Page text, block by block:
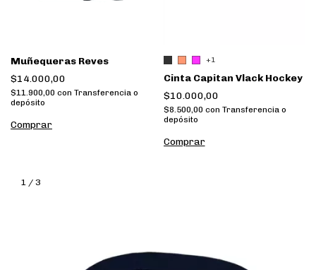
Muñequeras Reves
$14.000,00
$11.900,00 con Transferencia o
depósito
Comprar
+1
Cinta Capitan Vlack Hockey
$10.000,00
$8.500,00 con Transferencia o
depósito
Comprar
1 / 3